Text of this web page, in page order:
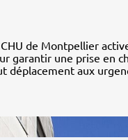
de Montpellier
garantir une prise en
déplacement aux